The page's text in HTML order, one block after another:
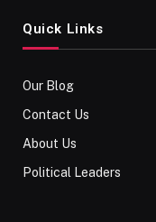
Quick Links
Our Blog
Contact Us
About Us
Political Leaders